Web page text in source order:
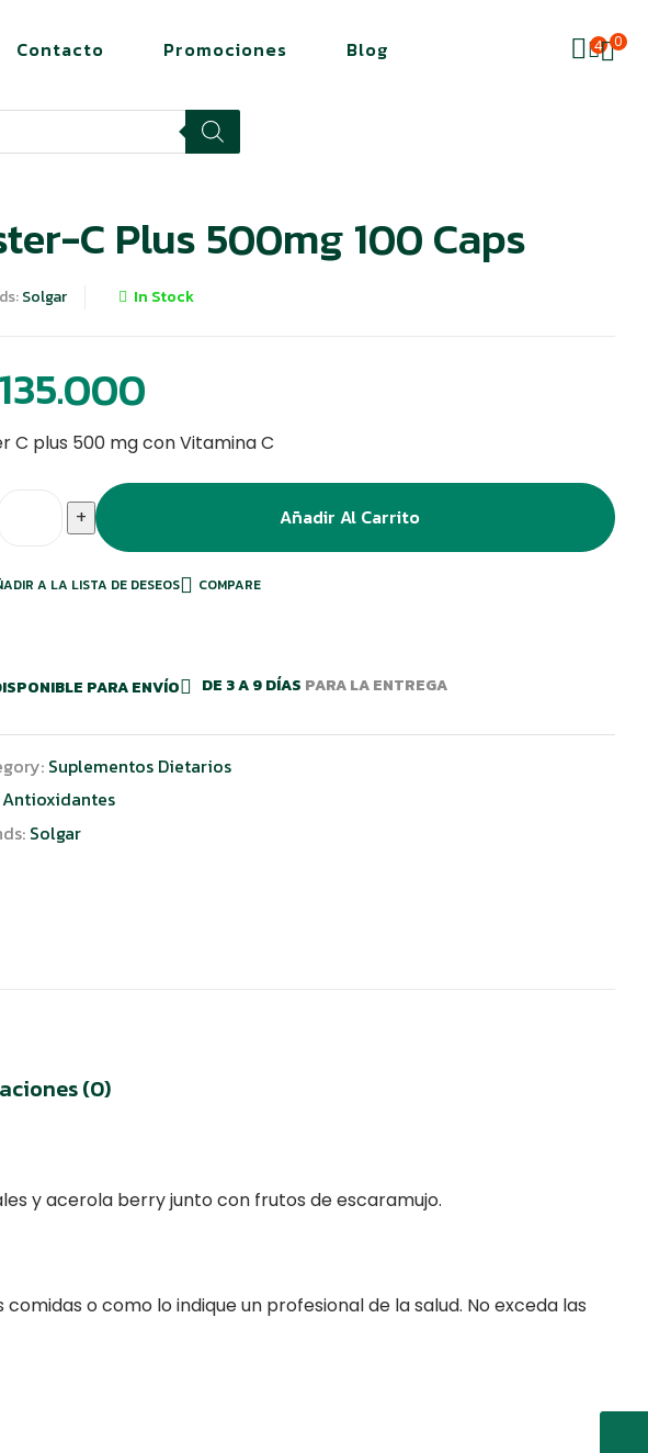
Contacto Promociones Blog 4 0
C Plus 500mg 100 Caps
Solgar In Stock
135.000
C plus 500 mg con Vitamina C
+ Añadir Al Carrito
A LA LISTA DE DESEOS COMPARE
PARA ENVÍO DE 3 A 9 DÍAS PARA LA ENTREGA
Suplementos Dietarios
Antioxidantes
Solgar
(0)
y acerola berry junto con frutos de escaramujo.
o como lo indique un profesional de la salud. No exceda las